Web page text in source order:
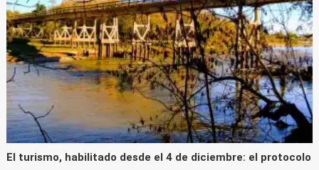
El turismo, habilitado desde el 4 de diciembre: el protocolo